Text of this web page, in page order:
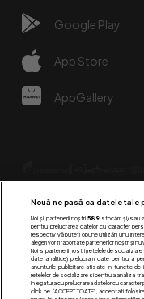
Google Play
App Store
AppGallery
Nouă ne pasă ca datele
Noi și partenerii noștri 589stocăm și/sau
pentru prelucrarea datelor cu caracter
respectiv vă puteți opune utilizării unui
alegeri vor fi raportate partenerilor noștri și
Noi si partenerii nostri (retelele de
date analitice) prelucram date pentru a
anunturile publicitare afisate in functie
retelelor de socializare si pentru a analiza
in legatura cu prelucrarea datelor cu
click pe “ACCEPT TOATE”, acceptati